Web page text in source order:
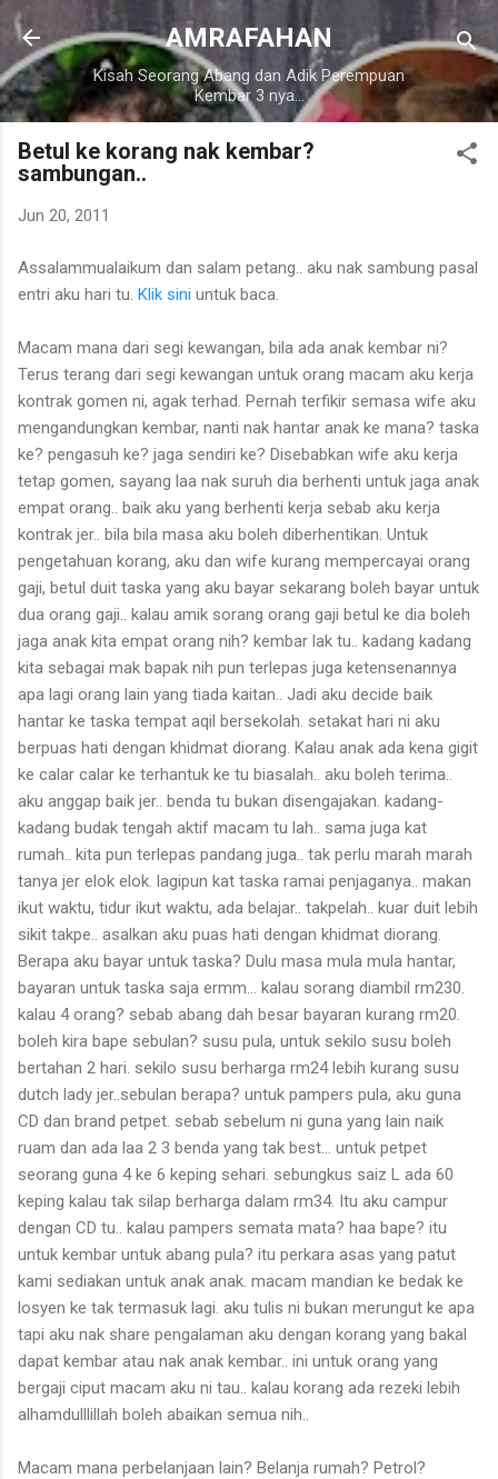
Langkau ke kandungan utama
AMRAFAHAN
Kisah Seorang Abang dan Adik Perempuan
Kembar 3 nya...
Betul ke korang nak kembar?
sambungan..
Jun 20, 2011
Assalammualaikum dan salam petang.. aku nak sambung pasal
entri aku hari tu. Klik sini untuk baca.
Macam mana dari segi kewangan, bila ada anak kembar ni?
Terus terang dari segi kewangan untuk orang macam aku kerja
kontrak gomen ni, agak terhad. Pernah terfikir semasa wife aku
mengandungkan kembar, nanti nak hantar anak ke mana? taska
ke? pengasuh ke? jaga sendiri ke? Disebabkan wife aku kerja
tetap gomen, sayang laa nak suruh dia berhenti untuk jaga anak
empat orang.. baik aku yang berhenti kerja sebab aku kerja
kontrak jer.. bila bila masa aku boleh diberhentikan. Untuk
pengetahuan korang, aku dan wife kurang mempercayai orang
gaji, betul duit taska yang aku bayar sekarang boleh bayar untuk
dua orang gaji.. kalau amik sorang orang gaji betul ke dia boleh
jaga anak kita empat orang nih? kembar lak tu.. kadang kadang
kita sebagai mak bapak nih pun terlepas juga ketensenannya
apa lagi orang lain yang tiada kaitan.. Jadi aku decide baik
hantar ke taska tempat aqil bersekolah. setakat hari ni aku
berpuas hati dengan khidmat diorang. Kalau anak ada kena gigit
ke calar calar ke terhantuk ke tu biasalah.. aku boleh terima..
aku anggap baik jer.. benda tu bukan disengajakan. kadang-
kadang budak tengah aktif macam tu lah.. sama juga kat
rumah.. kita pun terlepas pandang juga.. tak perlu marah marah
tanya jer elok elok. lagipun kat taska ramai penjaganya.. makan
ikut waktu, tidur ikut waktu, ada belajar.. takpelah.. kuar duit lebih
sikit takpe.. asalkan aku puas hati dengan khidmat diorang.
Berapa aku bayar untuk taska? Dulu masa mula mula hantar,
bayaran untuk taska saja ermm... kalau sorang diambil rm230.
kalau 4 orang? sebab abang dah besar bayaran kurang rm20.
boleh kira bape sebulan? susu pula, untuk sekilo susu boleh
bertahan 2 hari. sekilo susu berharga rm24 lebih kurang susu
dutch lady jer..sebulan berapa? untuk pampers pula, aku guna
CD dan brand petpet. sebab sebelum ni guna yang lain naik
ruam dan ada laa 2 3 benda yang tak best... untuk petpet
seorang guna 4 ke 6 keping sehari. sebungkus saiz L ada 60
keping kalau tak silap berharga dalam rm34. Itu aku campur
dengan CD tu.. kalau pampers semata mata? haa bape? itu
untuk kembar untuk abang pula? itu perkara asas yang patut
kami sediakan untuk anak anak. macam mandian ke bedak ke
losyen ke tak termasuk lagi. aku tulis ni bukan merungut ke apa
tapi aku nak share pengalaman aku dengan korang yang bakal
dapat kembar atau nak anak kembar.. ini untuk orang yang
bergaji ciput macam aku ni tau.. kalau korang ada rezeki lebih
alhamdulllillah boleh abaikan semua nih..
Macam mana perbelanjaan lain? Belanja rumah? Petrol?